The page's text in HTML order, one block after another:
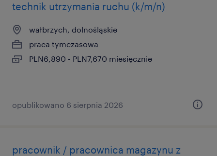
technik utrzymania ruchu (k/m/n)
wałbrzych, dolnośląskie
praca tymczasowa
PLN6,890 - PLN7,670 miesięcznie
opublikowano 6 sierpnia 2026
pracownik / pracownica magazynu z